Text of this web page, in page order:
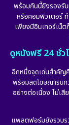
พร้อมกันนี้ยังรองรั
หรือคอมพิวเตอร์ ท
เพียงมีอินเทอร์เน็
ดูหนังฟรี 24 ชั่ว
อีกหนึ่งจุดเด่นสำคัญ
พร้อมลดโฆษณารบก
อย่างต่อเนื่อง ไม่เสี
แพลตฟอร์มยังรวบร